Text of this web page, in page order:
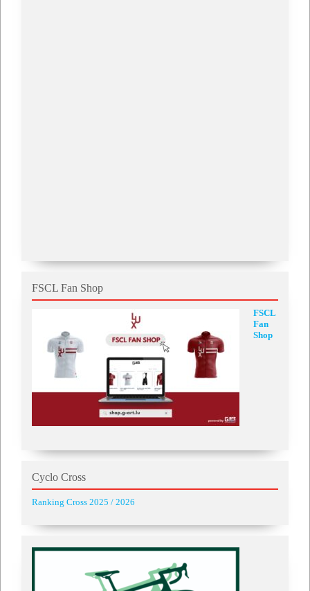
FSCL Fan Shop
FSCL
Fan
Shop
Cyclo Cross
Ranking Cross 2025 / 2026